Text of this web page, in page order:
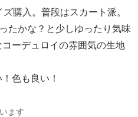
購入。普段はスカート派。
たかな？と少しゆったり気味
ーデュロイの雰囲気の生地
色も良い！
ます